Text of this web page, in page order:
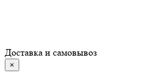
Доставка и самовывоз
×